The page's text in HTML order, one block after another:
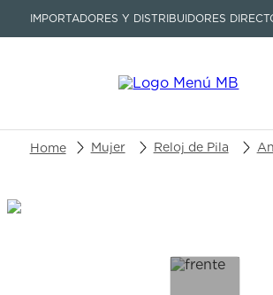
IMPORTADORES Y DISTRIBUIDORES
Buscar un producto o artículo
Mujer Reloj de Pila